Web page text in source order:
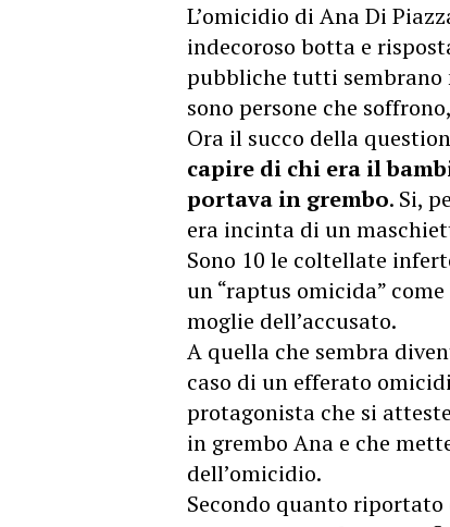
L’omicidio di Ana Di
indecoroso botta e
pubbliche tutti sembrano
sono persone che
Ora il succo della
capire di chi era il
portava in grembo. Si,
era incinta di un
Sono 10 le coltellate
un “raptus omicida”
moglie dell’accusato.
A quella che sembra
caso di un efferato
protagonista che si
in grembo Ana e che
dell’omicidio.
Secondo quanto